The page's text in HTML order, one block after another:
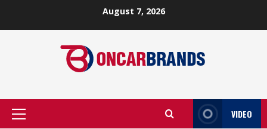
August 7, 2026
Primary
VIDEO